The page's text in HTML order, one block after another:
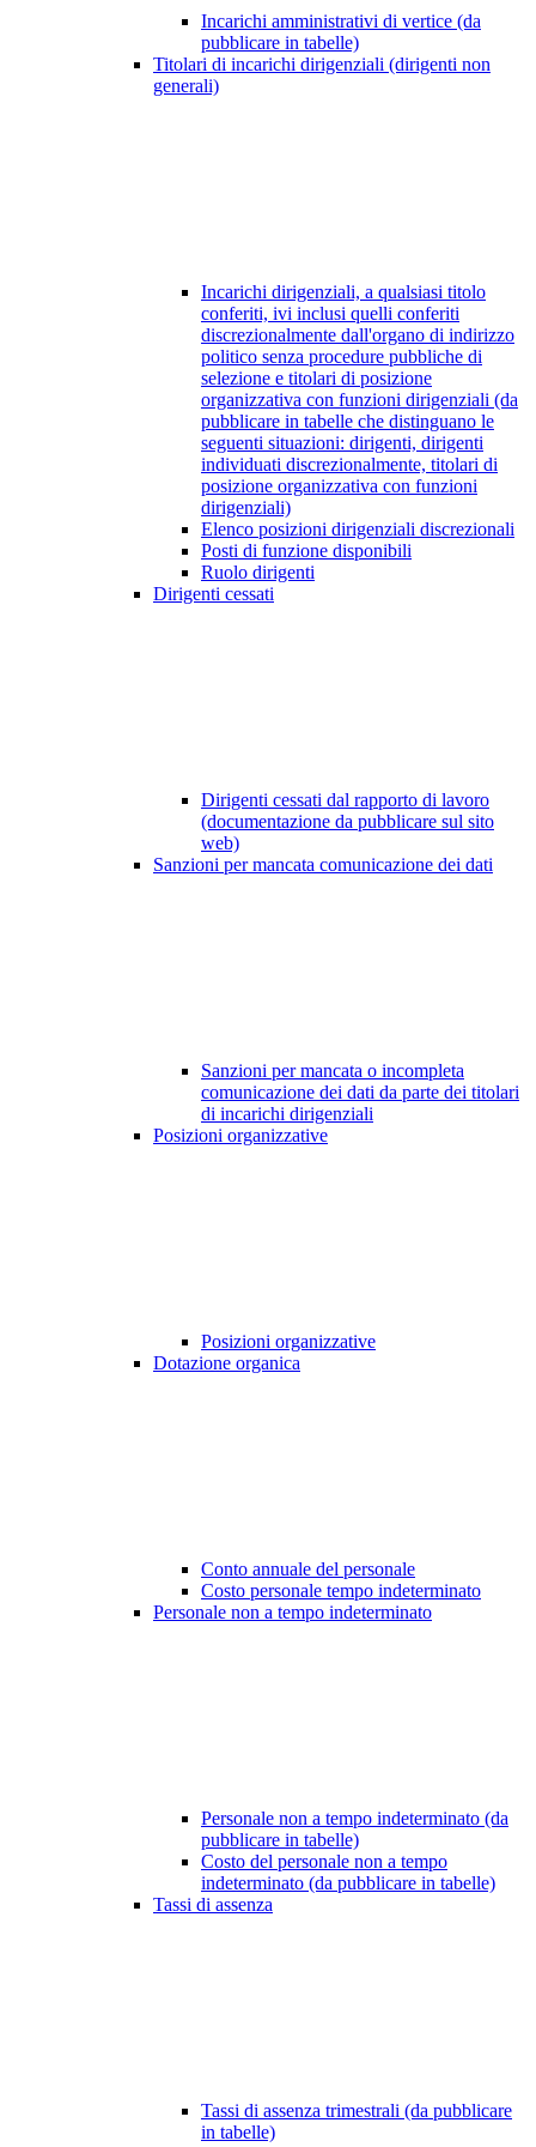
Incarichi amministrativi di vertice (da
pubblicare in tabelle)
Titolari di incarichi dirigenziali (dirigenti non
generali)
Incarichi dirigenziali, a qualsiasi titolo
conferiti, ivi inclusi quelli conferiti
discrezionalmente dall'organo di indirizzo
politico senza procedure pubbliche di
selezione e titolari di posizione
organizzativa con funzioni dirigenziali (da
pubblicare in tabelle che distinguano le
seguenti situazioni: dirigenti, dirigenti
individuati discrezionalmente, titolari di
posizione organizzativa con funzioni
dirigenziali)
Elenco posizioni dirigenziali discrezionali
Posti di funzione disponibili
Ruolo dirigenti
Dirigenti cessati
Dirigenti cessati dal rapporto di lavoro
(documentazione da pubblicare sul sito
web)
Sanzioni per mancata comunicazione dei dati
Sanzioni per mancata o incompleta
comunicazione dei dati da parte dei titolari
di incarichi dirigenziali
Posizioni organizzative
Posizioni organizzative
Dotazione organica
Conto annuale del personale
Costo personale tempo indeterminato
Personale non a tempo indeterminato
Personale non a tempo indeterminato (da
pubblicare in tabelle)
Costo del personale non a tempo
indeterminato (da pubblicare in tabelle)
Tassi di assenza
Tassi di assenza trimestrali (da pubblicare
in tabelle)